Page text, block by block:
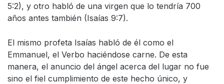
5:2), y otro habló de una virgen que lo tendría 700
años antes también (Isaías 9:7).
El mismo profeta Isaías habló de él como el
Emmanuel, el Verbo haciéndose carne. De esta
manera, el anuncio del ángel acerca del lugar no fue
sino el fiel cumplimiento de este hecho único, y